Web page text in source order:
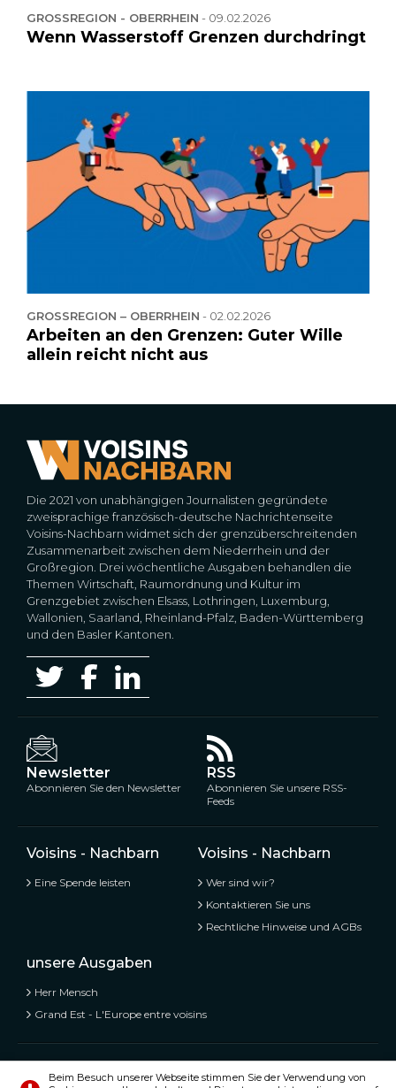
GROSSREGION - OBERRHEIN - 09.02.2026
Wenn Wasserstoff Grenzen durchdringt
GROSSREGION – OBERRHEIN - 02.02.2026
Arbeiten an den Grenzen: Guter Wille
allein reicht nicht aus
Die 2021 von unabhängigen Journalisten gegründete
zweisprachige französisch-deutsche Nachrichtenseite
Voisins-Nachbarn widmet sich der grenzüberschreitenden
Zusammenarbeit zwischen dem Niederrhein und der
Großregion. Drei wöchentliche Ausgaben behandlen die
Themen Wirtschaft, Raumordnung und Kultur im
Grenzgebiet zwischen Elsass, Lothringen, Luxemburg,
Wallonien, Saarland, Rheinland-Pfalz, Baden-Württemberg
und den Basler Kantonen.
Newsletter
Abonnieren Sie den Newsletter
RSS
Abonnieren Sie unsere RSS-
Feeds
Voisins - Nachbarn
Eine Spende leisten
Voisins - Nachbarn
Wer sind wir?
Kontaktieren Sie uns
Rechtliche Hinweise und AGBs
unsere Ausgaben
Herr Mensch
Grand Est - L'Europe entre voisins
Voisins - Nachbarn, Kostenlose und geteilte Informationen
Beim Besuch unserer Webseite stimmen Sie der Verwendung von